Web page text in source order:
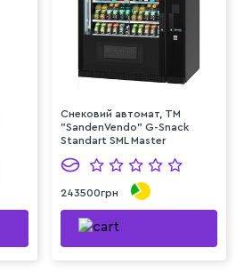
Снековий автомат, TM
"SandenVendo" G-Snack
Standart SML Master
243500грн